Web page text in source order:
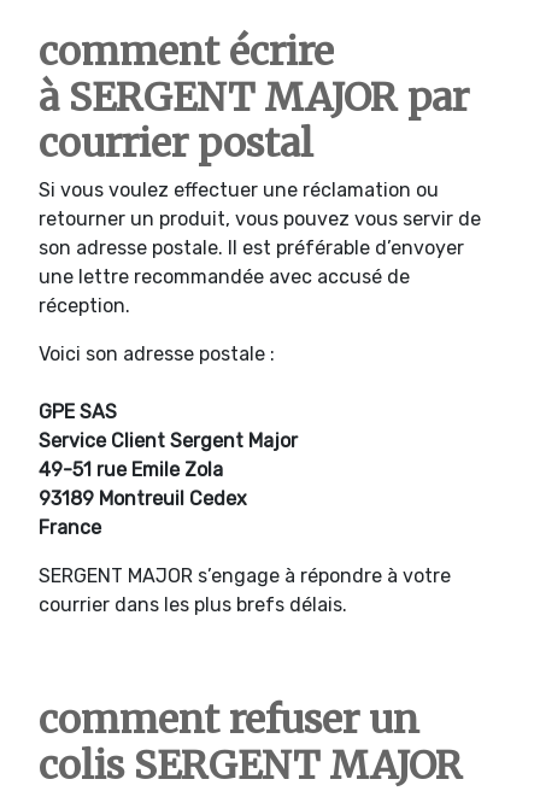
comment écrire
à SERGENT MAJOR par
courrier postal
Si vous voulez effectuer une réclamation ou
retourner un produit, vous pouvez vous servir de
son adresse postale. Il est préférable d’envoyer
une lettre recommandée avec accusé de
réception.
Voici son adresse postale :
GPE SAS
Service Client Sergent Major
49-51 rue Emile Zola
93189 Montreuil Cedex
France
SERGENT MAJOR s’engage à répondre à votre
courrier dans les plus brefs délais.
comment refuser un
colis SERGENT MAJOR